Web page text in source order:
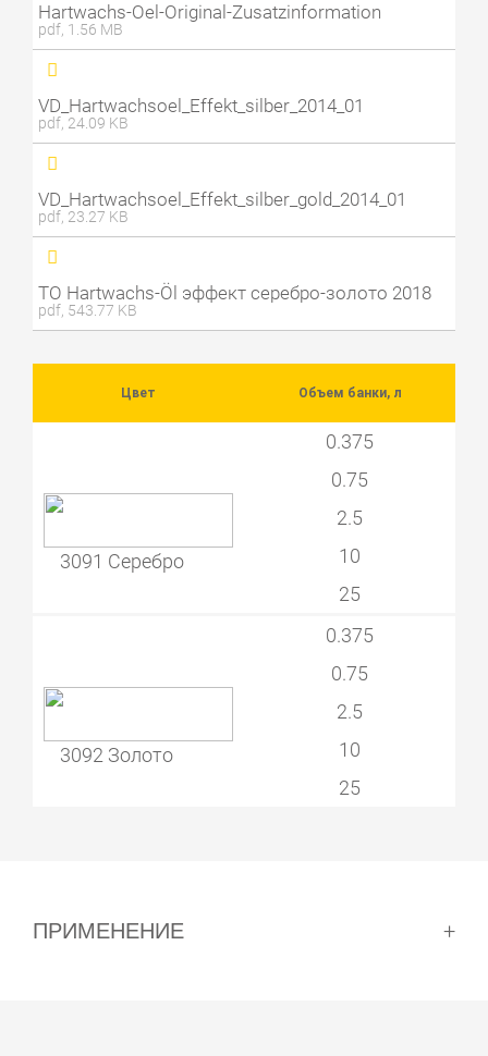
Hartwachs-Oel-Original-Zusatzinformation
pdf, 1.56 MB
VD_Hartwachsoel_Effekt_silber_2014_01
pdf, 24.09 KB
VD_Hartwachsoel_Effekt_silber_gold_2014_01
pdf, 23.27 KB
ТО Hartwachs-Öl эффект серебро-золото 2018
pdf, 543.77 KB
Цвет Объем банки, л
3091 Серебро
0.375
0.75
2.5
10
25
3092 Золото
0.375
0.75
2.5
10
25
ПРИМЕНЕНИЕ